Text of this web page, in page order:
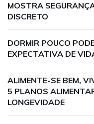
MOSTRA
DISCRETO
DORMIR POUCO
EXPECTATIVA DE
ALIMENTE-SE BEM,
5 PLANOS
LONGEVIDADE